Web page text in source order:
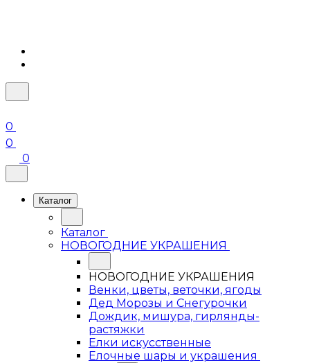
0
0
0
Каталог
Каталог
НОВОГОДНИЕ УКРАШЕНИЯ
НОВОГОДНИЕ УКРАШЕНИЯ
Венки, цветы, веточки, ягоды
Дед Морозы и Снегурочки
Дождик, мишура, гирлянды-
растяжки
Елки искусственные
Елочные шары и украшения